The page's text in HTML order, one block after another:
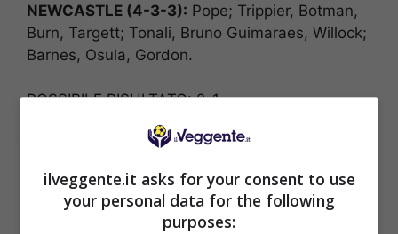
NEWCASTLE (4-3-3): Pope; Trippier, Botman,
Burn, Targett; Tonali, Bruno Guimaraes, Willock;
Barnes, Osula, Gordon.
POSSIBILE RISULTATO: 2-1
BONUS SPORTBET: 100€ SUBITO
ilveggente.it asks for your consent to use
your personal data for the following
purposes: